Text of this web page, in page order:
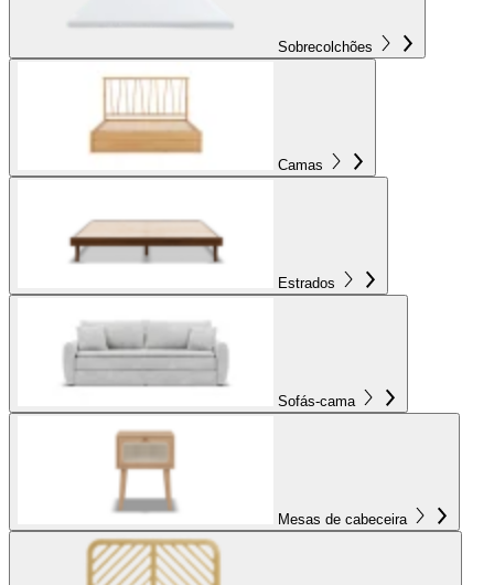
Sobrecolchões
Camas
Estrados
Sofás-cama
Mesas de cabeceira